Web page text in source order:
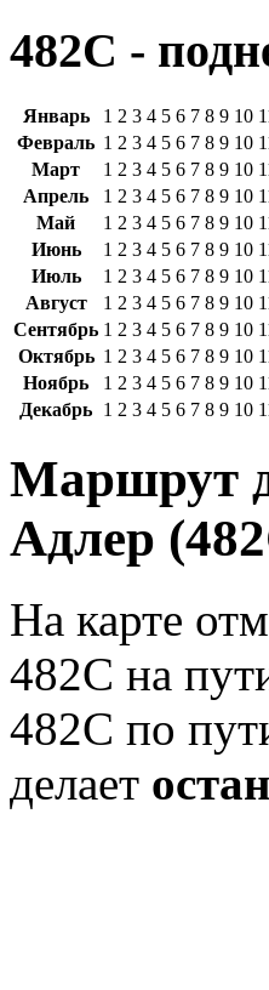
482С -
Январь 1 2 3 4 5 6 7 8 9 10
Февраль 1 2 3 4 5 6 7 8 9 10
Март
1 2 3 4 5 6 7 8 9 10
Апрель
1 2 3 4 5 6 7 8 9 10
Май
1 2 3 4 5 6 7 8 9 10
Июнь
1 2 3 4 5 6 7 8 9 10
Июль
1 2 3 4 5 6 7 8 9 10
Август
1 2 3 4 5 6 7 8 9 10
Сентябрь 1 2 3 4 5 6 7 8 9 10
Октябрь 1 2 3 4 5 6 7 8 9 10
Ноябрь
1 2 3 4 5 6 7 8 9 10
Декабрь 1 2 3 4 5 6 7 8 9 10
Маршрут
Адлер
На карте
482С на
482С по
делает